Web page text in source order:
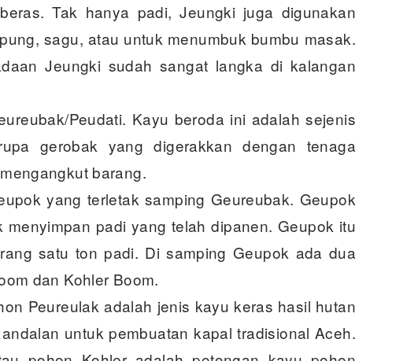
Tak hanya padi, Jeungki juga digunakan
sagu, atau untuk menumbuk bumbu masak.
Jeungki sudah sangat langka di kalangan
Peudati. Kayu beroda ini adalah sejenis
gerobak yang digerakkan dengan tenaga
barang.
yang terletak samping Geureubak. Geupok
menyimpan padi yang telah dipanen. Geupok itu
satu ton padi. Di samping Geupok ada dua
dan Kohler Boom.
Peureulak adalah jenis kayu keras hasil hutan
untuk pembuatan kapal tradisional Aceh.